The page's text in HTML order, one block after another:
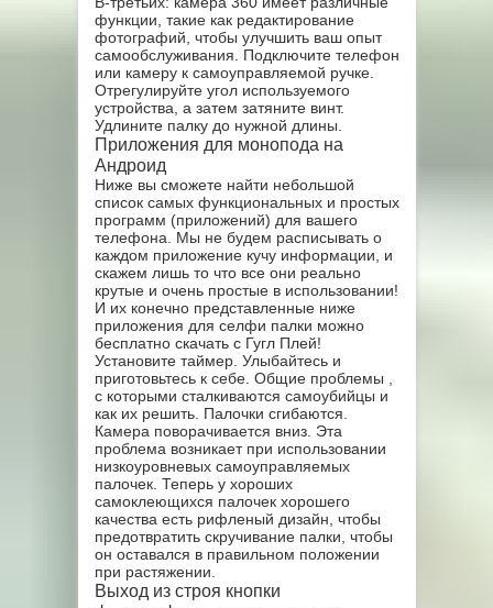
функции, такие как редактирование
фотографий, чтобы улучшить ваш опыт
самообслуживания. Подключите телефон
или камеру к самоуправляемой ручке.
Отрегулируйте угол используемого
устройства, а затем затяните винт.
Удлините палку до нужной длины.
Приложения для монопода на
Андроид
Ниже вы сможете найти небольшой
список самых функциональных и простых
программ (приложений) для вашего
телефона. Мы не будем расписывать о
каждом приложение кучу информации, и
скажем лишь то что все они реально
крутые и очень простые в использовании!
И их конечно представленные ниже
приложения для селфи палки можно
бесплатно скачать с Гугл Плей!
Установите таймер. Улыбайтесь и
приготовьтесь к себе. Общие проблемы ,
с которыми сталкиваются самоубийцы и
как их решить. Палочки сгибаются.
Камера поворачивается вниз. Эта
проблема возникает при использовании
низкоуровневых самоуправляемых
палочек. Теперь у хороших
самоклеющихся палочек хорошего
качества есть рифленый дизайн, чтобы
предотвратить скручивание палки, чтобы
он оставался в правильном положении
при растяжении.
Выход из строя кнопки